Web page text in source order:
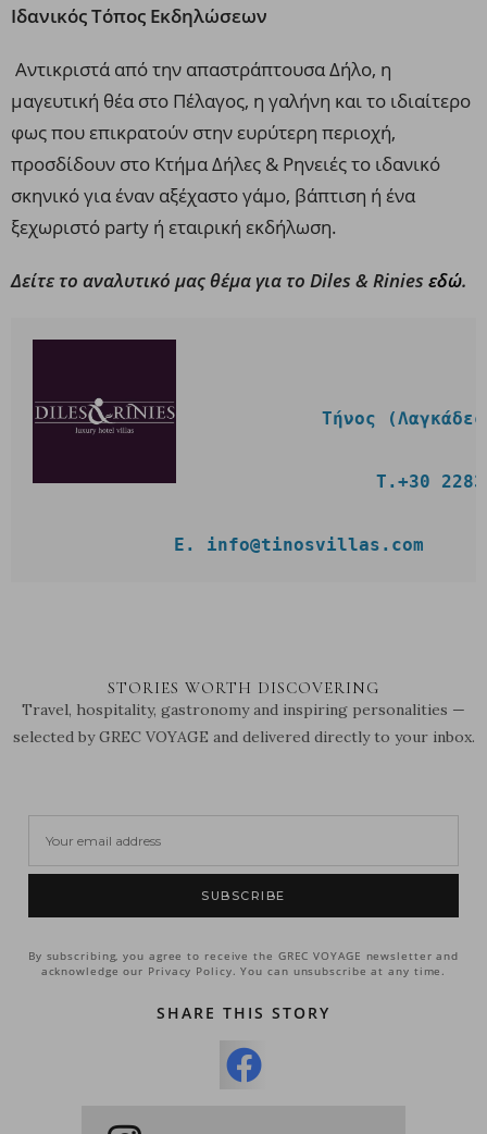
Ιδανικός Τόπος Εκδηλώσεων
Αντικριστά από την απαστράπτουσα Δήλο, η
μαγευτική θέα στο Πέλαγος, η γαλήνη και το ιδιαίτερο
φως που επικρατούν στην ευρύτερη περιοχή,
προσδίδουν στο Κτήμα Δήλες & Ρηνειές το ιδανικό
σκηνικό για έναν αξέχαστο γάμο, βάπτιση ή ένα
ξεχωριστό party ή εταιρική εκδήλωση.
Δείτε το αναλυτικό μας θέμα για το Diles & Rinies εδώ.
Τήνος
T.+30
             E. info@tinosvillas.com
STORIES WORTH DISCOVERING
Travel, hospitality, gastronomy and inspiring personalities —
selected by GREC VOYAGE and delivered directly to your inbox.
SUBSCRIBE
By subscribing, you agree to receive the GREC VOYAGE newsletter and
acknowledge our Privacy Policy. You can unsubscribe at any time.
SHARE THIS STORY